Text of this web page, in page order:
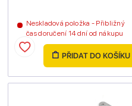
Neskladová položka - Přibližný
čas doručení 14 dní od nákupu
PŘIDAT DO KOŠÍKU